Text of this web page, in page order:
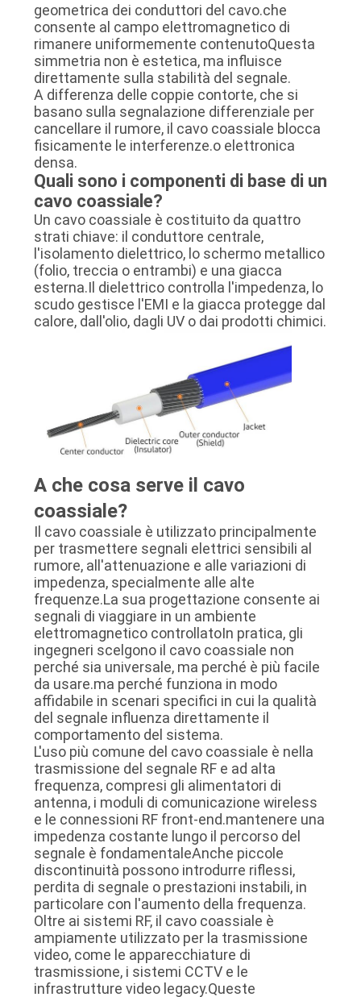
geometrica dei conduttori del cavo.che
consente al campo elettromagnetico di
rimanere uniformemente contenutoQuesta
simmetria non è estetica, ma influisce
direttamente sulla stabilità del segnale.
A differenza delle coppie contorte, che si
basano sulla segnalazione differenziale per
cancellare il rumore, il cavo coassiale blocca
fisicamente le interferenze.o elettronica
densa.
Quali sono i componenti di base di un
cavo coassiale?
Un cavo coassiale è costituito da quattro
strati chiave: il conduttore centrale,
l'isolamento dielettrico, lo schermo metallico
(folio, treccia o entrambi) e una giacca
esterna.Il dielettrico controlla l'impedenza, lo
scudo gestisce l'EMI e la giacca protegge dal
calore, dall'olio, dagli UV o dai prodotti chimici.
A che cosa serve il cavo
coassiale?
Il cavo coassiale è utilizzato principalmente
per trasmettere segnali elettrici sensibili al
rumore, all'attenuazione e alle variazioni di
impedenza, specialmente alle alte
frequenze.La sua progettazione consente ai
segnali di viaggiare in un ambiente
elettromagnetico controllatoIn pratica, gli
ingegneri scelgono il cavo coassiale non
perché sia universale, ma perché è più facile
da usare.ma perché funziona in modo
affidabile in scenari specifici in cui la qualità
del segnale influenza direttamente il
comportamento del sistema.
L'uso più comune del cavo coassiale è nella
trasmissione del segnale RF e ad alta
frequenza, compresi gli alimentatori di
antenna, i moduli di comunicazione wireless
e le connessioni RF front-end.mantenere una
impedenza costante lungo il percorso del
segnale è fondamentaleAnche piccole
discontinuità possono introdurre riflessi,
perdita di segnale o prestazioni instabili, in
particolare con l'aumento della frequenza.
Oltre ai sistemi RF, il cavo coassiale è
ampiamente utilizzato per la trasmissione
video, come le apparecchiature di
trasmissione, i sistemi CCTV e le
infrastrutture video legacy.Queste